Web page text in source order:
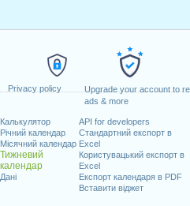
Privacy policy
Upgrade your account to
ads & more
Калькулятор
Річний календар
Місячний календар
Тижневий
календар
Дані
API for developers
Стандартний експорт в
Excel
Користувацький експорт в
Excel
Експорт календаря в PDF
Вставити віджет